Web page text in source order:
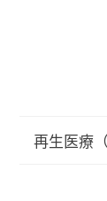
再生医療